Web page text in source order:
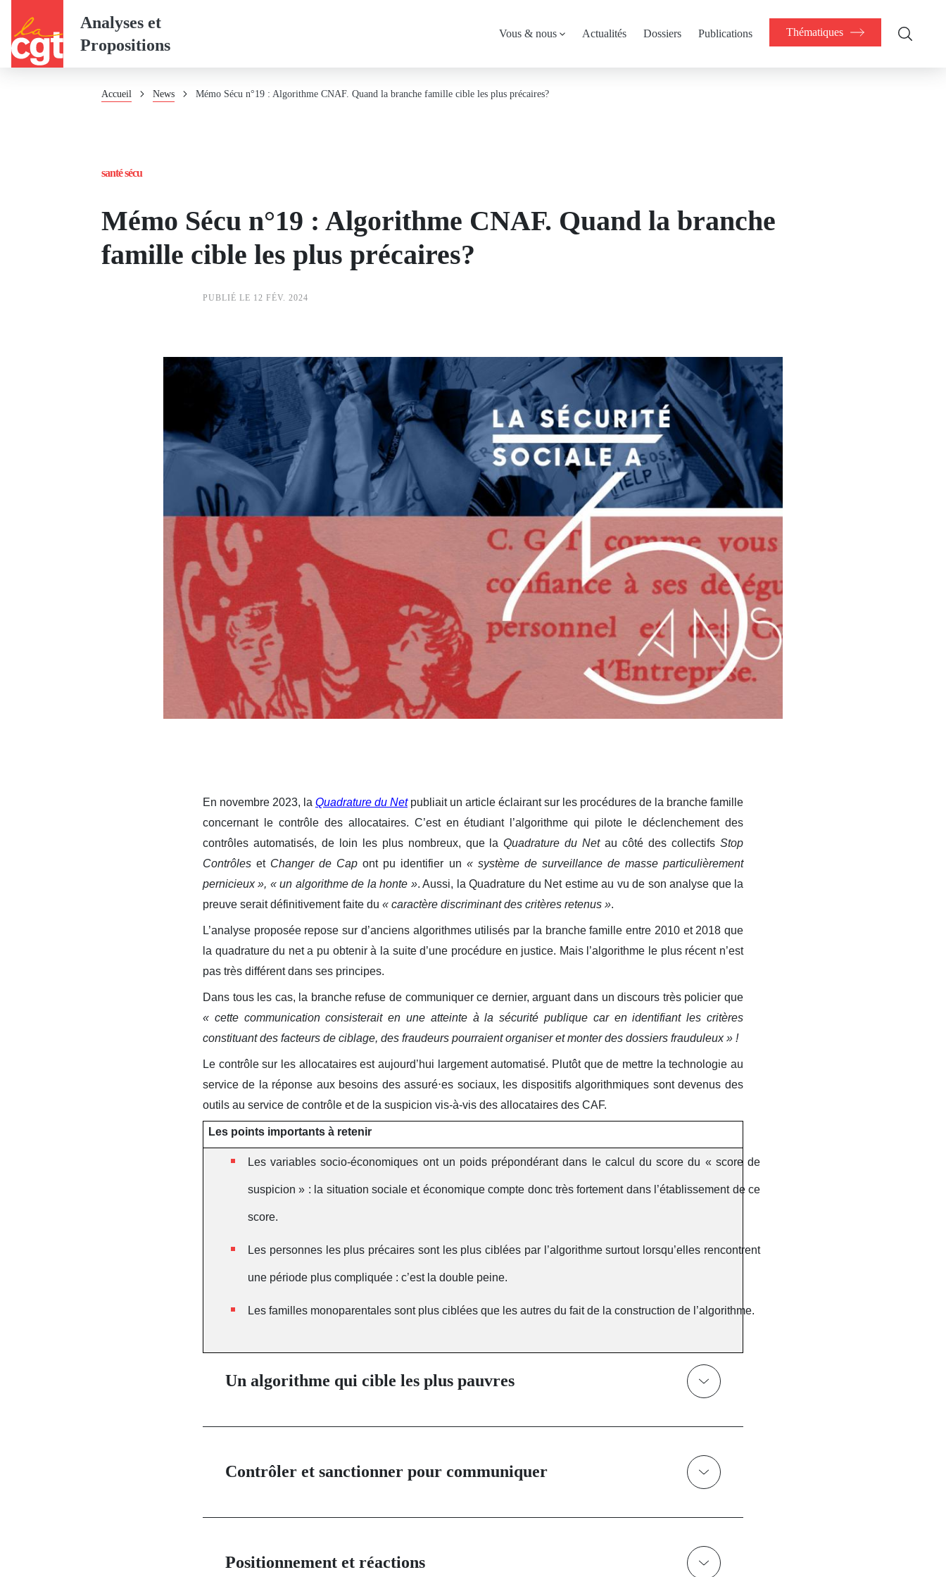
contenu
Analyses et
Propositions
Menu
principal
Vous & nous Actualités Dossiers Publications Thématiques
Accueil News Mémo Sécu n°19 : Algorithme CNAF. Quand la branche famille cible les plus précaires?
santé sécu
Mémo Sécu n°19 : Algorithme CNAF. Quand la branche
famille cible les plus précaires?
PUBLIÉ LE 12 FÉV. 2024
Image
En novembre 2023, la Quadrature du Netpubliait un article éclairant sur les procédures de la branche famille
concernant le contrôle des allocataires. C’est en étudiant l’algorithme qui pilote le déclenchement des
contrôles automatisés, de loin les plus nombreux, que laQuadrature du Netau côté des collectifs Stop
Contrôleset Changer de Cap ont pu identifier un « système de surveillance de masse particulièrement
pernicieux », « un algorithme de la honte ». Aussi, la Quadrature du Net estime au vu de son analyse que la
preuve serait définitivement faite du « caractère discriminant des critères retenus ».
L’analyse proposée repose sur d’anciens algorithmes utilisés par la branche famille entre 2010 et 2018 que
la quadrature du net a pu obtenir à la suite d’une procédure en justice. Mais l’algorithme le plus récent n’est
pas très différent dans ses principes.
Dans tous les cas, la branche refuse de communiquer ce dernier, arguant dans un discours très policier que
« cette communication consisterait en une atteinte à la sécurité publique car en identifiant les critères
constituant des facteurs de ciblage, des fraudeurs pourraient organiser et monter des dossiers frauduleux » !
Le contrôle sur les allocataires est aujourd’hui largement automatisé. Plutôt que de mettre la technologie au
service de la réponse aux besoins des assuré⋅es sociaux, les dispositifs algorithmiques sont devenus des
outils au service de contrôle et de la suspicion vis-à-vis des allocataires des CAF.
Les points importants à retenir
Les variables socio-économiques ont un poids prépondérant dans le calcul du score du « score de
suspicion » : la situation sociale et économique compte donc très fortement dans l’établissement de ce
score.
Les personnes les plus précaires sont les plus ciblées par l’algorithme surtout lorsqu’elles rencontrent
une période plus compliquée : c’est la double peine.
Les familles monoparentales sont plus ciblées que les autres du fait de la construction de l’algorithme.
Un algorithme qui cible les plus pauvres
Contrôler et sanctionner pour communiquer
Positionnement et réactions